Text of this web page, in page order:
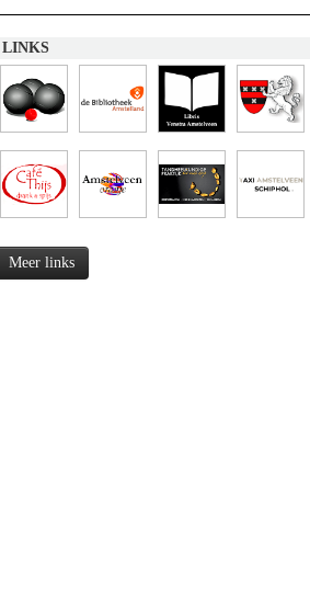
LINKS
Meer links